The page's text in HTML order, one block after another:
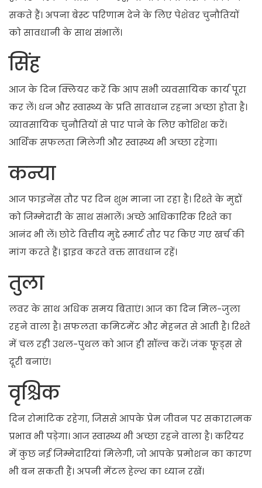
सकते हैं। अपना बेस्ट परिणाम देने के लिए पेशेवर चुनौतियों
को सावधानी के साथ संभालें।
सिंह
आज के दिन क्लियर करें कि आप सभी व्यवसायिक कार्य पूरा
कर लें। धन और स्वास्थ्य के प्रति सावधान रहना अच्छा होता है।
व्यावसायिक चुनौतियों से पार पाने के लिए कोशिश करें।
आर्थिक सफलता मिलेगी और स्वास्थ्य भी अच्छा रहेगा।
कन्या
आज फाइनेंस तौर पर दिन शुभ माना जा रहा है। रिश्ते के मुद्दों
को जिम्मेदारी के साथ संभालें। अच्छे आधिकारिक रिश्ते का
आनंद भी लें। छोटे वित्तीय मुद्दे स्मार्ट तौर पर किए गए खर्च की
मांग करते हैं। ड्राइव करते वक्त सावधान रहें।
तुला
लवर के साथ अधिक समय बिताएं। आज का दिन मिल-जुला
रहने वाला है। सफलता कमिटमेंट और मेहनत से आती है। रिश्ते
में चल रही उथल-पुथल को आज ही सॉल्व करें। जंक फूड्स से
दूरी बनाएं।
वृश्चिक
दिन रोमांटिक रहेगा, जिससे आपके प्रेम जीवन पर सकारात्मक
प्रभाव भी पड़ेगा। आज स्वास्थ्य भी अच्छा रहने वाला है। करियर
में कुछ नई जिम्मेदारियां मिलेगी, जो आपके प्रमोशन का कारण
भी बन सकती हैं। अपनी मेंटल हेल्थ का ध्यान रखें।